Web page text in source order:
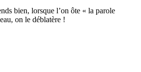
bien, lorsque l’on ôte « la parole
on le déblatère !